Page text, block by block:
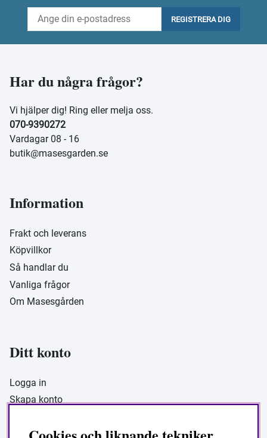
REGISTRERA DIG
Har du några frågor?
Vi hjälper dig! Ring eller melja oss.
070-9390272
Vardagar 08 - 16
butik@masesgarden.se
Information
Frakt och leverans
Köpvillkor
Så handlar du
Vanliga frågor
Om Masesgården
Ditt konto
Logga in
Skapa konto